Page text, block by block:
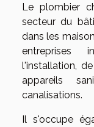
Le plombier
secteur du
dans les
entreprises
l'installation,
appareils
canalisations.
Il s'occupe